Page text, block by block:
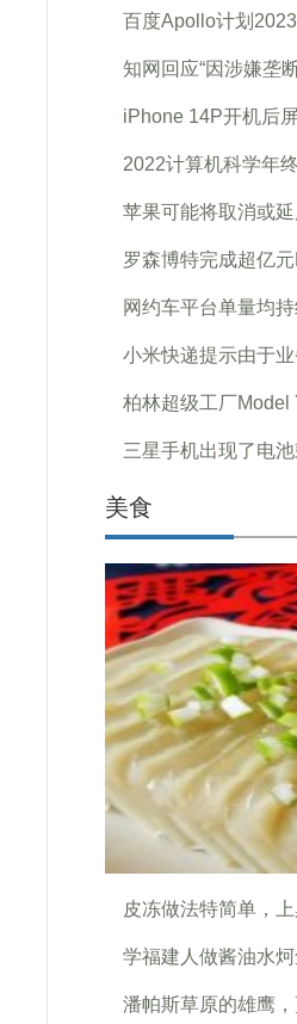
百度Apollo计划
知网回应“因涉嫌垄
iPhone 14P开机后
2022计算机科学年
苹果可能将取消或
罗森博特完成超亿
网约车平台单量均
小米快递提示由于
柏林超级工厂Model
三星手机出现了电
美食
皮冻做法特简单，
学福建人做酱油水
潘帕斯草原的雄鹰